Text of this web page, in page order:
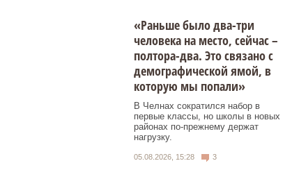
«Раньше было два-три
человека на место, сейчас –
полтора-два. Это связано с
демографической ямой, в
которую мы попали»
В Челнах сократился набор в
первые классы, но школы в новых
районах по-прежнему держат
нагрузку.
05.08.2026, 15:28 3